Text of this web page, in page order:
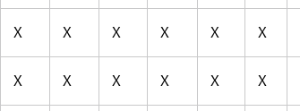
X X X X X X
X X X X X X